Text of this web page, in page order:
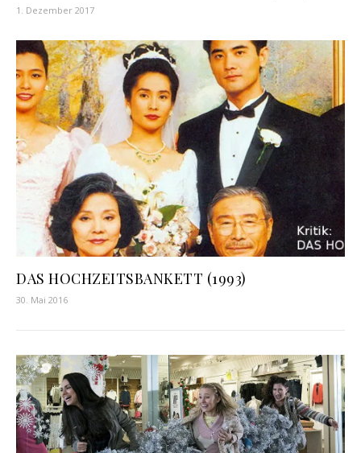
1. Dezember 2017
DAS HOCHZEITSBANKETT (1993)
30. Mai 2016